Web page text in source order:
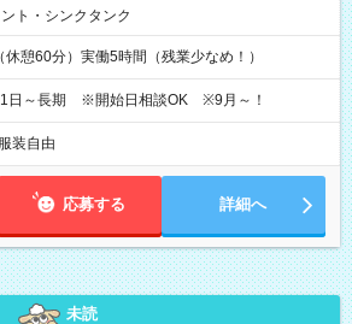
ト・シンクタンク
憩60分）実働5時間（残業少なめ！）
日～長期 ※開始日相談OK ※9月～！
服装自由
応募する 詳細へ
未読